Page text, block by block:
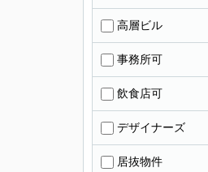
高層ビル
事務所可
飲食店可
デザイナーズ
居抜物件